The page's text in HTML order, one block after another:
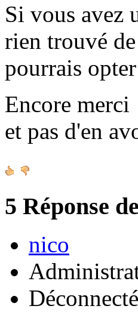
Si vous avez
rien trouvé
pourrais
Encore merci
et pas d'en
5 Réponse de
nico
Déconnecté